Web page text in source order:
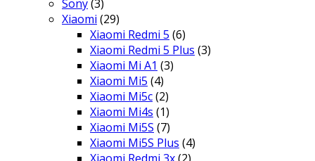
Sony(3)
Xiaomi (29)
Xiaomi Redmi 5 (6)
Xiaomi Redmi 5 Plus (3)
Xiaomi Mi A1 (3)
Xiaomi Mi5 (4)
Xiaomi Mi5c(2)
Xiaomi Mi4s (1)
Xiaomi Mi5S (7)
Xiaomi Mi5S Plus (4)